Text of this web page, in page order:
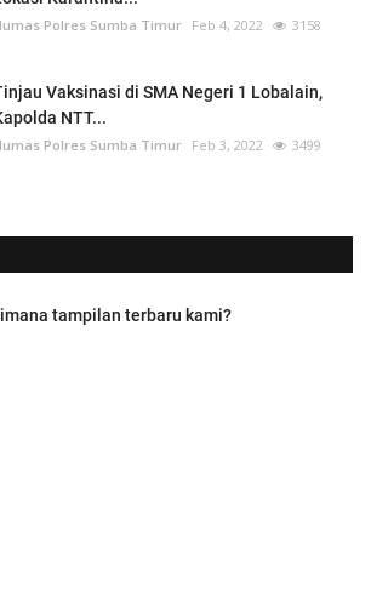
Polres Sumba Timur Feb 4, 2022 3158
Vaksinasi di SMA Negeri 1 Lobalain,
NTT...
Polres Sumba Timur Feb 3, 2022 3499
tampilan terbaru kami?